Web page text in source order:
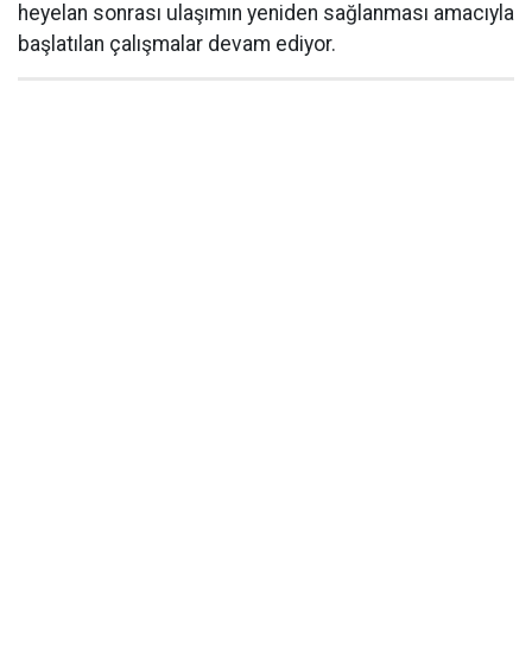
heyelan sonrası ulaşımın yeniden sağlanması amacıyla
başlatılan çalışmalar devam ediyor.